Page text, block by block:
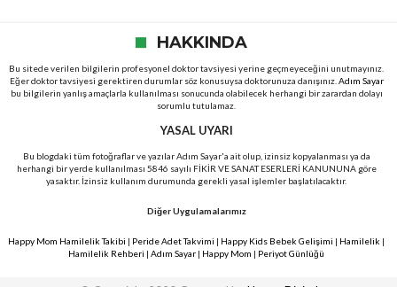
HAKKINDA
Bu sitede verilen bilgilerin profesyonel doktor tavsiyesi yerine geçmeyeceğini unutmayınız.
Eğer doktor tavsiyesi gerektiren durumlar söz konusuysa doktorunuza danışınız. Adım Sayar
bu bilgilerin yanlış amaçlarla kullanılması sonucunda olabilecek herhangi bir zarardan dolayı
sorumlu tutulamaz.
YASAL UYARI
Bu blogdaki tüm fotoğraflar ve yazılar Adım Sayar'a ait olup, izinsiz kopyalanması ya da
herhangi bir yerde kullanılması 5846 sayılı FİKİR VE SANAT ESERLERİ KANUNUNA göre
yasaktır. İzinsiz kullanım durumunda gerekli yasal işlemler başlatılacaktır.
Diğer Uygulamalarımız
Happy Mom Hamilelik Takibi | Peride Adet Takvimi | Happy Kids Bebek Gelişimi | Hamilelik |
Hamilelik Rehberi | Adım Sayar | Happy Mom | Periyot Günlüğü